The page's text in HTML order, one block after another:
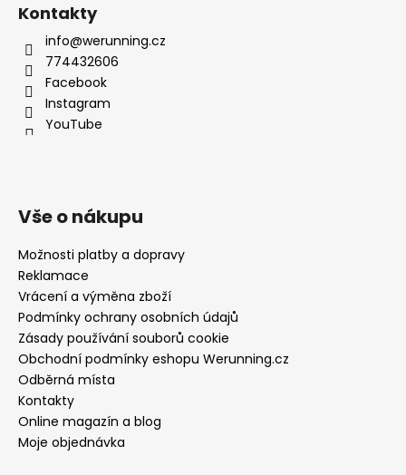
Kontakty
info@werunning.cz
774432606
Facebook
Instagram
YouTube
Vše o nákupu
Možnosti platby a dopravy
Reklamace
Vrácení a výměna zboží
Podmínky ochrany osobních údajů
Zásady používání souborů cookie
Obchodní podmínky eshopu Werunning.cz
Odběrná místa
Kontakty
Online magazín a blog
Moje objednávka